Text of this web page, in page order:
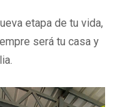
etapa de tu vida,
será tu casa y